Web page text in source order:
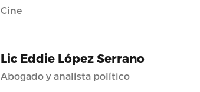
Cine
Lic Eddie López Serrano
Abogado y analista político